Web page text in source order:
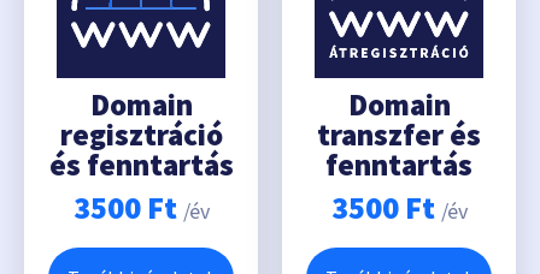
Domain
regisztráció
és fenntartás
3500 Ft /év
Domain
transzfer és
fenntartás
3500 Ft /év